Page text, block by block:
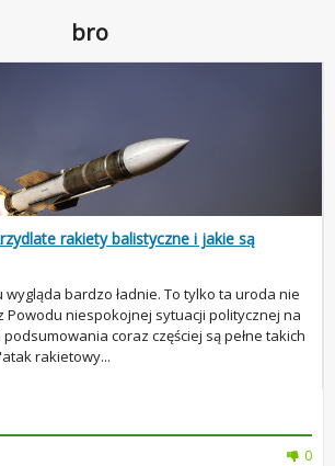
bro
rakiety balistyczne i jakie są
bardzo ładnie. To tylko ta uroda nie
Powodu niespokojnej sytuacji politycznej na
coraz częściej są pełne takich
rakietowy...
0